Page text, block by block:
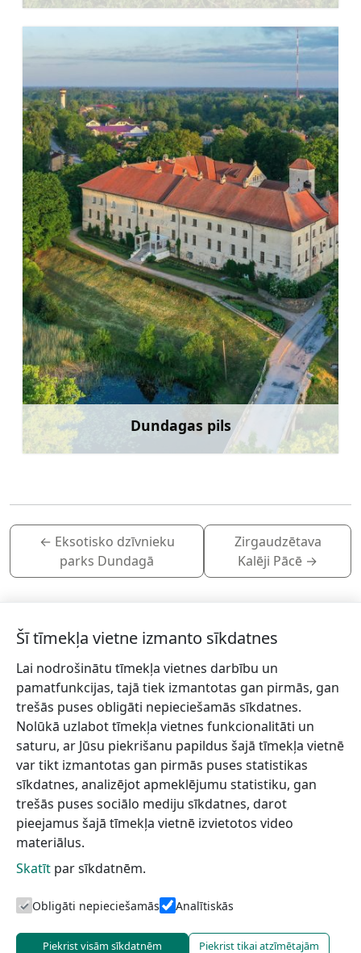
Dundagas pils
Uzzināt vairāk
← Eksotisko dzīvnieku
parks Dundagā
Zirgaudzētava
Kalēji Pācē →
Piesakies jaunumiem!
Pieraksties jaunumiem e-pastā un nepalaid garām
jaunākās aktualitātes.
Vēlos saņemt jaunumus uz norādīto e-pasta adresi.
Informācijai
Šī tīmekļa vietne izmanto sīkdatnes
Lai nodrošinātu tīmekļa vietnes darbību un
pamatfunkcijas, tajā tiek izmantotas gan pirmās, gan
trešās puses obligāti nepieciešamās sīkdatnes.
Nolūkā uzlabot tīmekļa vietnes funkcionalitāti un
saturu, ar Jūsu piekrišanu papildus šajā tīmekļa vietnē
var tikt izmantotas gan pirmās puses statistikas
sīkdatnes, analizējot apmeklējumu statistiku, gan
trešās puses sociālo mediju sīkdatnes, darot
pieejamus šajā tīmekļa vietnē izvietotos video
materiālus.
Skatīt par sīkdatnēm.
Obligāti nepieciešamās Analītiskās
Piekrist visām sīkdatnēm Piekrist tikai atzīmētajām